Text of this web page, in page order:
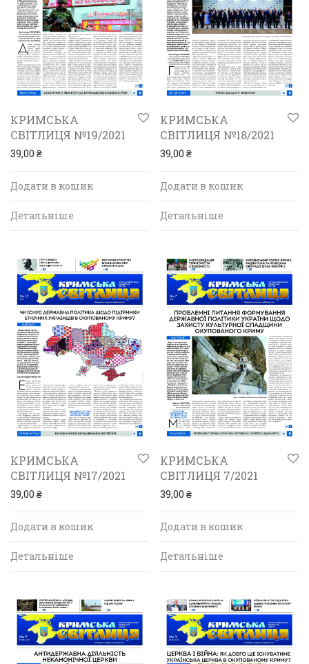
КРИМСЬКА
СВІТЛИЦЯ №19/2021
39,00 ₴
Додати в кошик
Детальніше
КРИМСЬКА
СВІТЛИЦЯ №18/2021
39,00 ₴
Додати в кошик
Детальніше
КРИМСЬКА
СВІТЛИЦЯ №17/2021
39,00 ₴
Додати в кошик
Детальніше
КРИМСЬКА
СВІТЛИЦЯ 7/2021
39,00 ₴
Додати в кошик
Детальніше